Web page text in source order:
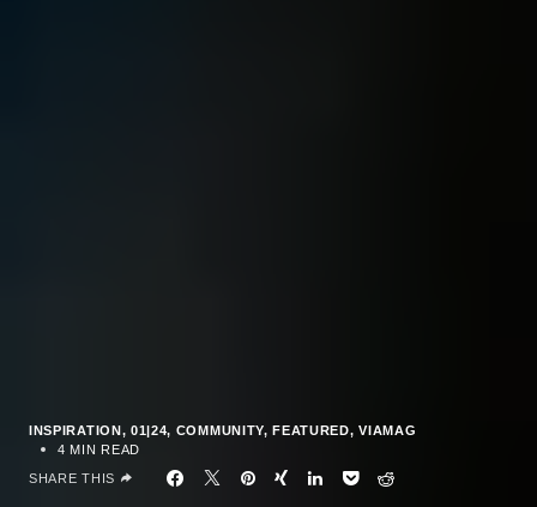
INSPIRATION 01|24 COMMUNITY FEATURED
VIAMAG
4 MIN READ
SHARE THIS